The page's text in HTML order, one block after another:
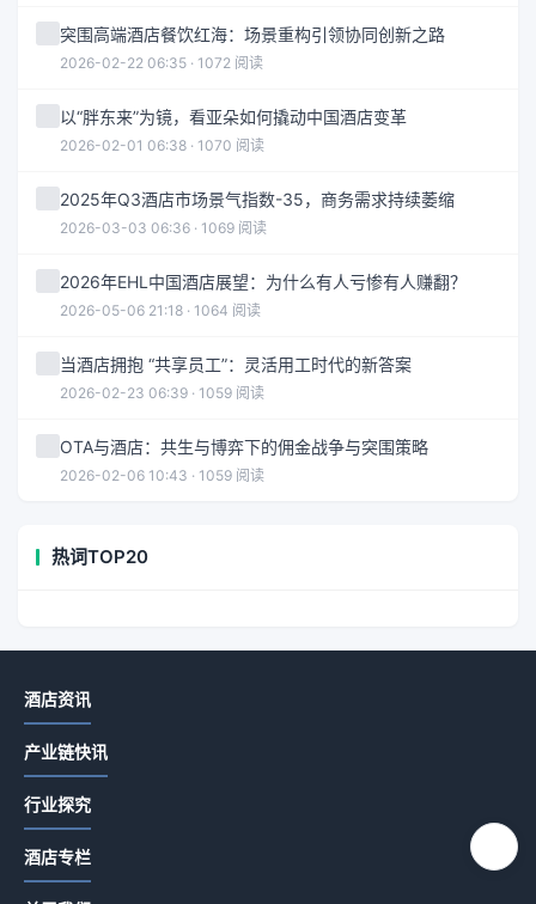
突围高端酒店餐饮红海：场景重构引领协同创新之路
2026-02-22 06:35 · 1072 阅读
以“胖东来”为镜，看亚朵如何撬动中国酒店变革
2026-02-01 06:38 · 1070 阅读
2025年Q3酒店市场景气指数-35，商务需求持续萎缩
2026-03-03 06:36 · 1069 阅读
2026年EHL中国酒店展望：为什么有人亏惨有人赚翻？
2026-05-06 21:18 · 1064 阅读
当酒店拥抱 “共享员工”：灵活用工时代的新答案
2026-02-23 06:39 · 1059 阅读
OTA与酒店：共生与博弈下的佣金战争与突围策略
2026-02-06 10:43 · 1059 阅读
热词TOP20
酒店资讯
产业链快讯
行业探究
酒店专栏